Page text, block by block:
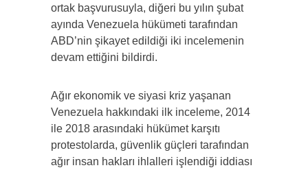
ortak başvurusuyla, diğeri bu yılın şubat
ayında Venezuela hükümeti tarafından
ABD’nin şikayet edildiği iki incelemenin
devam ettiğini bildirdi.
Ağır ekonomik ve siyasi kriz yaşanan
Venezuela hakkındaki ilk inceleme, 2014
ile 2018 arasındaki hükümet karşıtı
protestolarda, güvenlik güçleri tarafından
ağır insan hakları ihlalleri işlendiği iddiası